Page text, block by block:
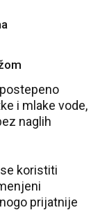
i mlake vode,
naglih
koristiti
prijatnije